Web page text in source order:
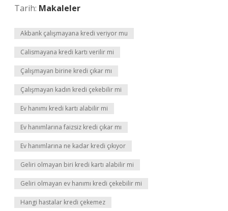
Tarih: Makaleler
Akbank çalışmayana kredi veriyor mu
Calismayana kredi kartı verilir mi
Çalışmayan birine kredi çıkar mı
Çalışmayan kadın kredi çekebilir mi
Ev hanımı kredi kartı alabilir mi
Ev hanımlarına faizsiz kredi çıkar mı
Ev hanımlarına ne kadar kredi çıkıyor
Geliri olmayan biri kredi kartı alabilir mi
Geliri olmayan ev hanımı kredi çekebilir mi
Hangi hastalar kredi çekemez